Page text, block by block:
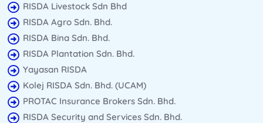
RISDA Livestock Sdn Bhd
RISDA Agro Sdn. Bhd.
RISDA Bina Sdn. Bhd.
RISDA Plantation Sdn. Bhd.
Yayasan RISDA
Kolej RISDA Sdn. Bhd. (UCAM)
PROTAC Insurance Brokers Sdn. Bhd.
RISDA Security and Services Sdn. Bhd.